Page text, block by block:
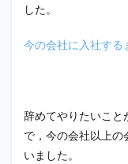
した。
今の会社に入社する
辞めてやりたいこと
で，今の会社以上の
いました。